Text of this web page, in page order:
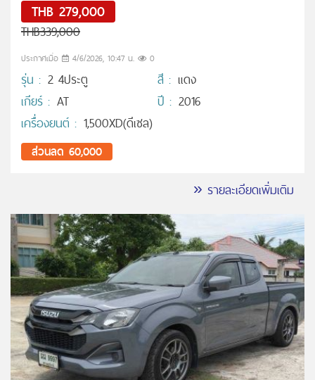
THB 279,000
THB339,000
ประกาศเมื่อ 4/6/2026, 10:47 น. 0
รุ่น : 2 4ประตู สี : แดง
เกียร์ : AT ปี : 2016
เครื่องยนต์ : 1,500XD(ดีเซล)
ส่วนลด 60,000
» รายละเอียดเพิ่มเติม